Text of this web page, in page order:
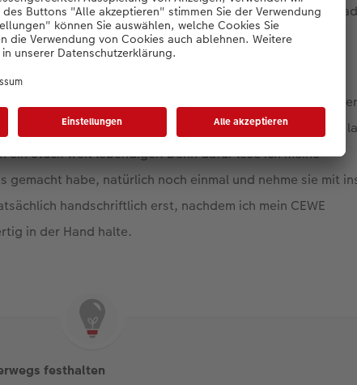
ich Ihnenhierfür ein eigenes Reisetagebuch zum Download
Reise gestalte, erlebe ich viele dieser schönen
Wenn ich aus dem Projekt ein Reisetagebuch entstehen
ein Stück weit lebendiger. Denn dafür lese ich meine
gemacht habe, natürlich noch einmal und nehme sie mit
handschriftlich erst, nachdem ich mein CEWE
in der Hand halte.
festhalten